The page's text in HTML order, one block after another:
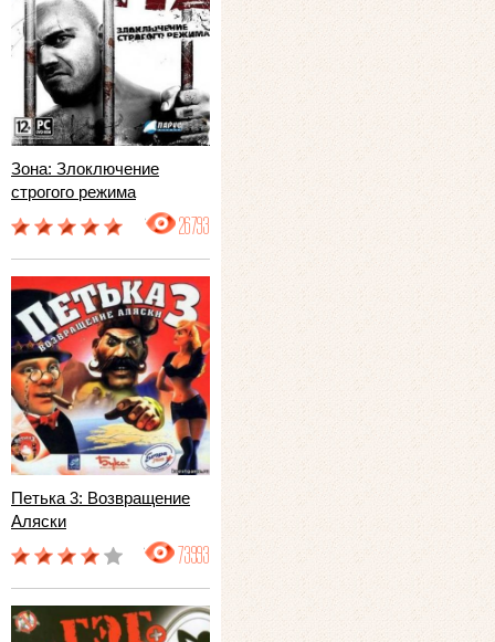
Зона: Злоключение
строгого режима
26793
Петька 3: Возвращение
Аляски
73993